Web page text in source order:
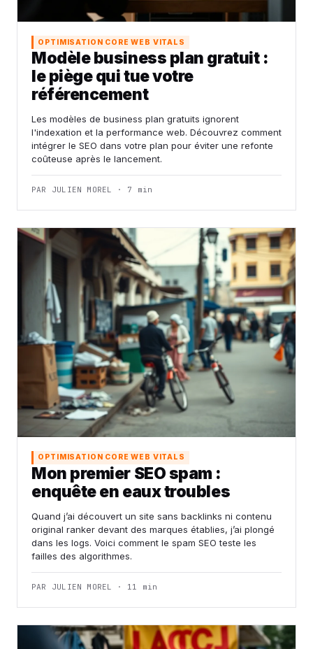
OPTIMISATION CORE WEB VITALS
Modèle business plan gratuit :
le piège qui tue votre
référencement
Les modèles de business plan gratuits ignorent
l'indexation et la performance web. Découvrez comment
intégrer le SEO dans votre plan pour éviter une refonte
coûteuse après le lancement.
PAR JULIEN MOREL · 7 min
OPTIMISATION CORE WEB VITALS
Mon premier SEO spam :
enquête en eaux troubles
Quand j’ai découvert un site sans backlinks ni contenu
original ranker devant des marques établies, j’ai plongé
dans les logs. Voici comment le spam SEO teste les
failles des algorithmes.
PAR JULIEN MOREL · 11 min